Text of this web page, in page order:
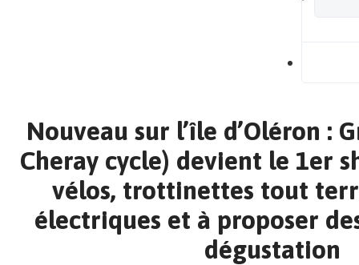
Nouveau sur l’île d’Oléron :
Cheray cycle) devient le 1er
vélos, trottinettes tout
électriques et à proposer
dégustation